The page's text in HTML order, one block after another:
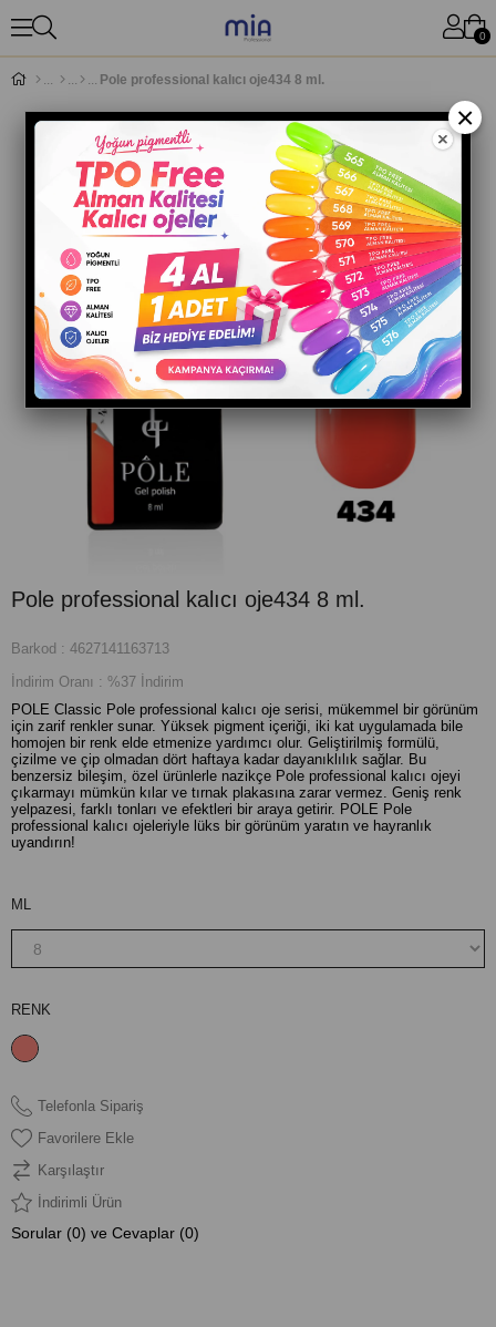
0
Pole professional kalıcı oje434 8 ml.
Pole professional kalıcı oje434 8 ml.
Barkod : 4627141163713
İndirim Oranı : %37 İndirim
POLE Classic Pole professional kalıcı oje serisi, mükemmel bir görünüm
için zarif renkler sunar. Yüksek pigment içeriği, iki kat uygulamada bile
homojen bir renk elde etmenize yardımcı olur. Geliştirilmiş formülü,
çizilme ve çip olmadan dört haftaya kadar dayanıklılık sağlar. Bu
benzersiz bileşim, özel ürünlerle nazikçe Pole professional kalıcı ojeyi
çıkarmayı mümkün kılar ve tırnak plakasına zarar vermez. Geniş renk
yelpazesi, farklı tonları ve efektleri bir araya getirir. POLE Pole
professional kalıcı ojeleriyle lüks bir görünüm yaratın ve hayranlık
uyandırın!
ML
RENK
Telefonla Sipariş
Favorilere Ekle
Karşılaştır
İndirimli Ürün
Sorular (0) ve Cevaplar (0)
×